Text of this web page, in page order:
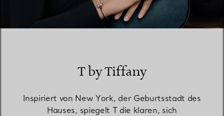
T by Tiffany
Inspiriert von New York, der Geburtsstadt des
Hauses, spiegelt T die klaren, sich